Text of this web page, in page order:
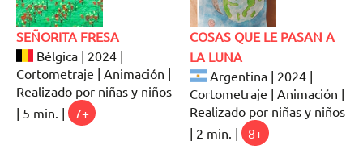
SEÑORITA FRESA
Bélgica | 2024 |
Cortometraje | Animación |
Realizado por niñas y niños
| 5 min. |
7+
COSAS QUE LE PASAN A
LA LUNA
Argentina | 2024 |
Cortometraje | Animación |
Realizado por niñas y niños
| 2 min. |
8+